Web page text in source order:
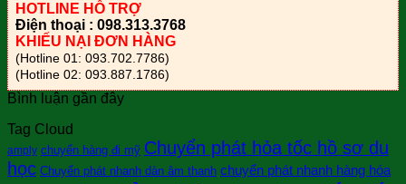
HOTLINE HỖ TRỢ
Điện thoại : 098.313.3768
KHIẾU NẠI ĐƠN HÀNG
(Hotline 01: 093.702.7786)
(Hotline 02: 093.887.1786)
Bình luận gần đây
Tag Cloud
amply chuyển hàng đi mỹ Chuyển phát hỏa tốc hồ sơ du
học Chuyển phát nhanh dàn âm thanh chuyển phát nhanh hàng hóa